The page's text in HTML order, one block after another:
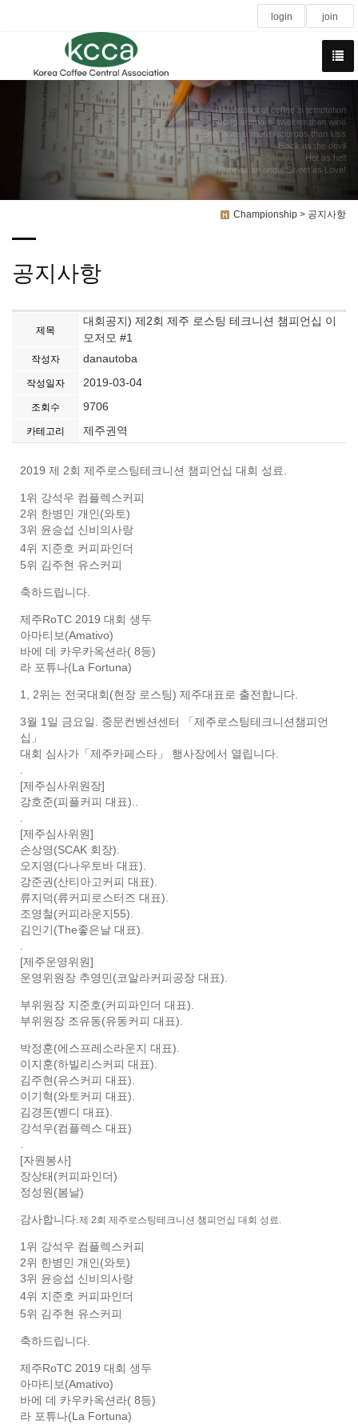
login join
The instinct of coffee is temptation
Strong aroma is sweeter than wine
Soft taste is more rapurous than kiss
Black as the devil
Hot as hell
Pure as an angel Sweet as Love!
Championship > 공지사항
공지사항
제목
대회공지) 제2회 제주 로스팅 테크니션 챔피언십 이
모저모 #1
작성자 danautoba
작성일자 2019-03-04
조회수 9706
카테고리 제주권역
2019 제 2회 제주로스팅테크니션 챔피언십 대회 성료.
1위 강석우 컴플렉스커피
2위 한병민 개인(와토)
3위 윤승섭 신비의사랑
4위 지준호 커피파인더
5위 김주현 유스커피
축하드립니다.
제주RoTC 2019 대회 생두
아마티보(Amativo)
바에 데 카우카옥션라( 8등)
라 포튜나(La Fortuna)
1, 2위는 전국대회(현장 로스팅) 제주대표로 출전합니다.
3월 1일 금요일. 중문컨벤션센터 「제주로스팅테크니션챔피언
십」
대회 심사가「제주카페스타」 행사장에서 열립니다.
[제주심사위원장]
강호준(피플커피 대표)..
[제주심사위원]
손상영(SCAK 회장).
오지영(다나우토바 대표).
강준권(산티아고커피 대표).
류지덕(류커피로스터즈 대표).
조영철(커피라운지55).
김인기(The좋은날 대표).
[제주운영위원]
운영위원장 추영민(코알라커피공장 대표).
부위원장 지준호(커피파인더 대표).
부위원장 조유동(유동커피 대표).
박정훈(에스프레소라운지 대표).
이지훈(하빌리스커피 대표).
김주현(유스커피 대표).
이기혁(와토커피 대표).
김경돈(벧디 대표).
강석우(컴플렉스 대표)
[자원봉사]
장상태(커피파인더)
정성원(봄날)
감사합니다. 제 2회 제주로스팅테크니션 챔피언십 대회 성료.
1위 강석우 컴플렉스커피
2위 한병민 개인(와토)
3위 윤승섭 신비의사랑
4위 지준호 커피파인더
5위 김주현 유스커피
축하드립니다.
제주RoTC 2019 대회 생두
아마티보(Amativo)
바에 데 카우카옥션라( 8등)
라 포튜나(La Fortuna)